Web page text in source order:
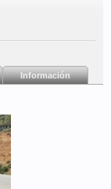
Información